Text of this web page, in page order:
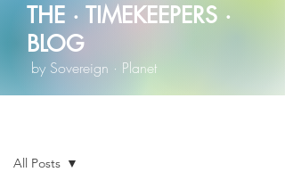
THE · TIMEKEEPERS ·
BLOG
by Sovereign · Planet
All Posts